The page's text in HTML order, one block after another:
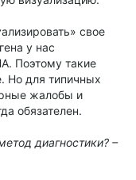
свое
у нас
Поэтому такие
Но для типичных
жалобы и
обязателен.
диагностики? –